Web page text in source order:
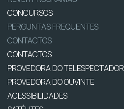
CONCURSOS
PERGUNTAS FREQUENTES
CONTACTOS
CONTACTOS
PROVEDORA DO TELESPECTADOR
PROVEDORA DO OUVINTE
ACESSIBILIDADES